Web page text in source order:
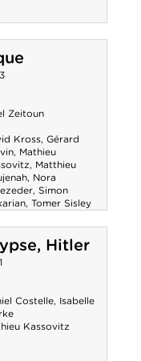
Zeitoun
Kross, Gérard
, Mathieu
, Matthieu
, Nora
, Simon
, Tomer Sisley
Hitler
Costelle, Isabelle
Kassovitz